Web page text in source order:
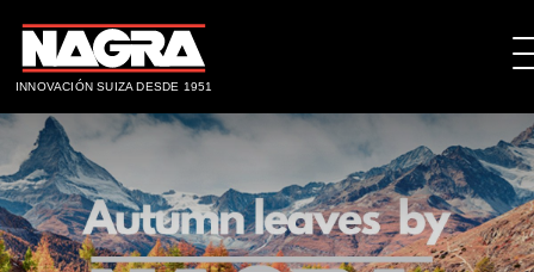
INNOVACIÓN SUIZA DESDE 1951